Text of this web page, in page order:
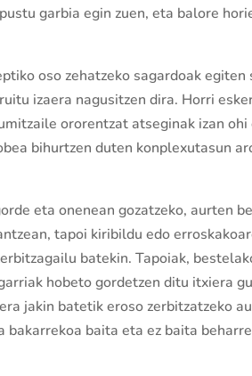
garbia egin zuen, eta balore
oso zehatzeko sagardoak
izaera nagusitzen dira. Horri
ororentzat atseginak izan
bihurtzen duten konplexutasun
eta onenean gozatzeko, aurten
tapoi kiribildu edo
batekin. Tapoiak,
hobeto gordetzen ditu itxiera
jakin batetik eroso zerbitzatzeko
baita eta ez baita